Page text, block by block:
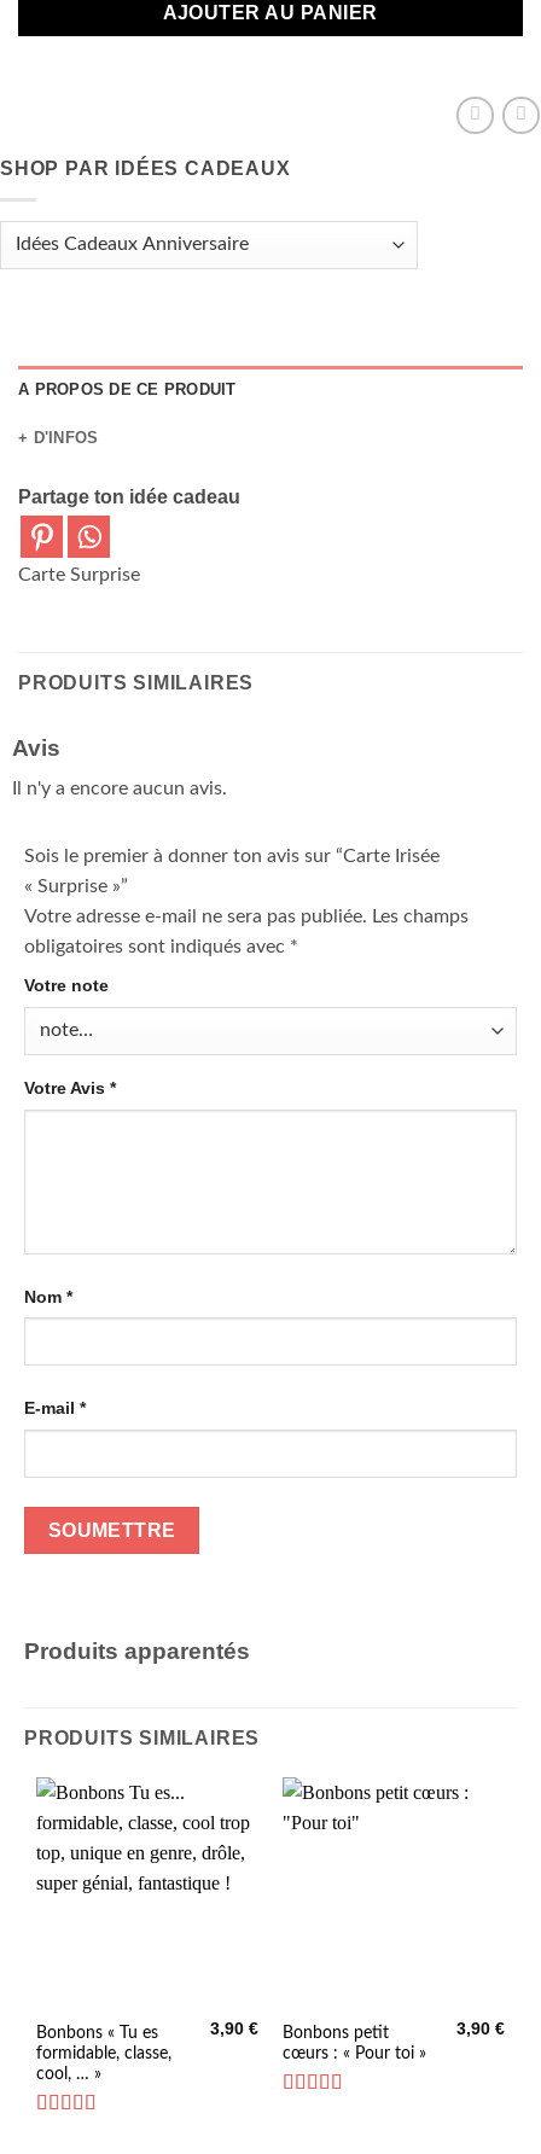
AJOUTER AU PANIER
SHOP PAR IDÉES CADEAUX
A PROPOS DE CE PRODUIT
+ D'INFOS
Partage ton idée cadeau
Carte Surprise
PRODUITS SIMILAIRES
Avis
Il n'y a encore aucun avis.
Sois le premier à donner ton avis sur “Carte Irisée
« Surprise »”
Votre adresse e-mail ne sera pas publiée. Les champs
obligatoires sont indiqués avec *
Votre note
Votre Avis *
Nom *
E-mail *
Produits apparentés
PRODUITS SIMILAIRES
Bonbons « Tu es
formidable, classe,
cool, … »
3,90€
Bonbons petit
cœurs : « Pour toi »
3,90€